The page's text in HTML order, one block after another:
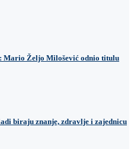
Mario Željo Milošević odnio titulu
biraju znanje, zdravlje i zajednicu